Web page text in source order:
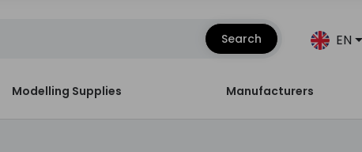
Search EN
Modelling Supplies Manufacturers